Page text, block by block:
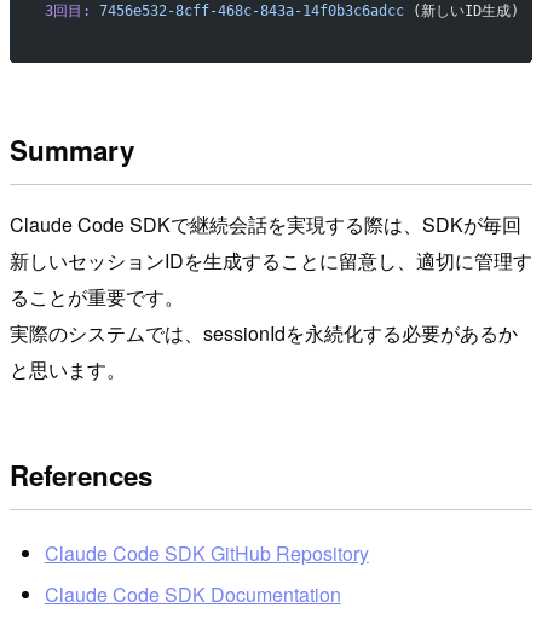
3回目:
7456e532-8cff-468c-843a-14f0b3c6adcc (新しいID生成)
Summary
Claude Code SDKで継続会話を実現する際は、SDKが毎回
新しいセッションIDを生成することに留意し、適切に管理す
ることが重要です。
実際のシステムでは、sessionIdを永続化する必要があるか
と思います。
References
Claude Code SDK GitHub Repository
Claude Code SDK Documentation